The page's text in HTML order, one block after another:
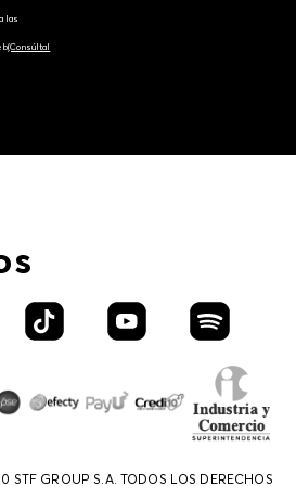
las
(Consúltal
STF GROUP S.A. TODOS LOS DERECHOS